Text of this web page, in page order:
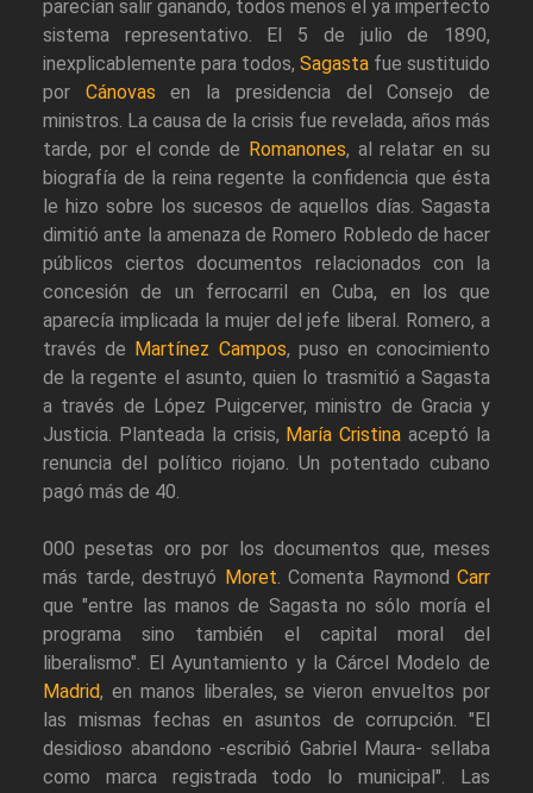
parecían salir ganando, todos menos el ya imperfecto
sistema representativo. El 5 de julio de 1890,
inexplicablemente para todos, Sagasta fue sustituido
por Cánovas en la presidencia del Consejo de
ministros. La causa de la crisis fue revelada, años más
tarde, por el conde de Romanones, al relatar en su
biografía de la reina regente la confidencia que ésta
le hizo sobre los sucesos de aquellos días. Sagasta
dimitió ante la amenaza de Romero Robledo de hacer
públicos ciertos documentos relacionados con la
concesión de un ferrocarril en Cuba, en los que
aparecía implicada la mujer del jefe liberal. Romero, a
través de Martínez Campos, puso en conocimiento
de la regente el asunto, quien lo trasmitió a Sagasta
a través de López Puigcerver, ministro de Gracia y
Justicia. Planteada la crisis, María Cristina aceptó la
renuncia del político riojano. Un potentado cubano
pagó más de 40.
000 pesetas oro por los documentos que, meses
más tarde, destruyó Moret. Comenta Raymond Carr
que "entre las manos de Sagasta no sólo moría el
programa sino también el capital moral del
liberalismo". El Ayuntamiento y la Cárcel Modelo de
Madrid, en manos liberales, se vieron envueltos por
las mismas fechas en asuntos de corrupción. "El
desidioso abandono -escribió Gabriel Maura- sellaba
como marca registrada todo lo municipal". Las